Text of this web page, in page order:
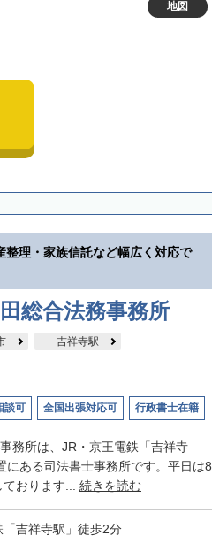
地図
整理・家族信託など幅広く対応で
総合法務事務所
吉祥寺駅
談可 全国出張対応可 行政書士在籍
務所は、JR・京王電鉄「吉祥寺
にある司法書士事務所です。平日は8
おります... 続きを読む
吉祥寺駅」徒歩2分